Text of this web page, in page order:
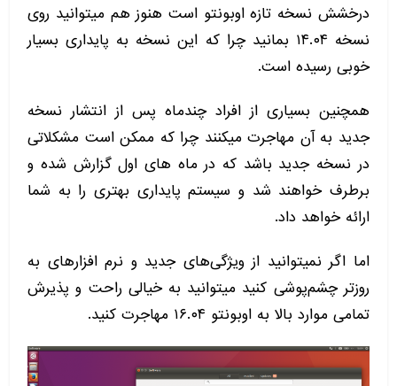
درخشش نسخه تازه اوبونتو است هنوز هم میتوانید روی
نسخه ۱۴.۰۴ بمانید چرا که این نسخه به پایداری بسیار
خوبی رسیده است.
همچنین بسیاری از افراد چندماه پس از انتشار نسخه
جدید به آن مهاجرت میکنند چرا که ممکن است مشکلاتی
در نسخه جدید باشد که در ماه های اول گزارش شده و
برطرف خواهند شد و سیستم پایداری بهتری را به شما
ارائه خواهد داد.
اما اگر نمیتوانید از ویژگی‌های جدید و نرم افزارهای به
روزتر چشم‌پوشی کنید میتوانید به خیالی راحت و پذیرش
تمامی موارد بالا به اوبونتو ۱۶.۰۴ مهاجرت کنید.